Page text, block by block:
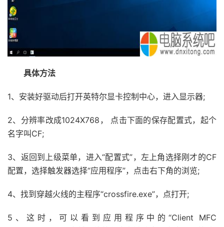
具体方法
1、安装好驱动后打开英特尔显卡控制中心，进入显示器;
2、分辨率改成1024X768， 点击下面的保存配置式，起个
名字叫CF;
3、返回到上级菜单，进入“配置式”，左上角选择刚才的CF
配置，选择触发器选择“应用程序”，点击右下角的浏览;
4、找到穿越火线的主程序“crossfire.exe”，点打开;
5、这时，可以看到应用程序中的“Client MFC